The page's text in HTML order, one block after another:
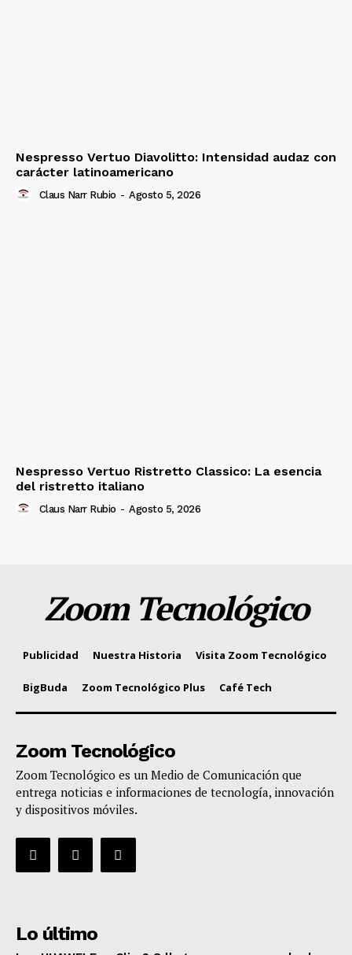
Nespresso Vertuo Diavolitto: Intensidad audaz con
carácter latinoamericano
Claus Narr Rubio - Agosto 5, 2026
Nespresso Vertuo Ristretto Classico: La esencia
del ristretto italiano
Claus Narr Rubio - Agosto 5, 2026
Zoom Tecnológico
Publicidad Nuestra Historia Visita Zoom Tecnológico
BigBuda Zoom Tecnológico Plus Café Tech
Zoom Tecnológico
Zoom Tecnológico es un Medio de Comunicación que
entrega noticias e informaciones de tecnología, innovación
y dispositivos móviles.
Lo último